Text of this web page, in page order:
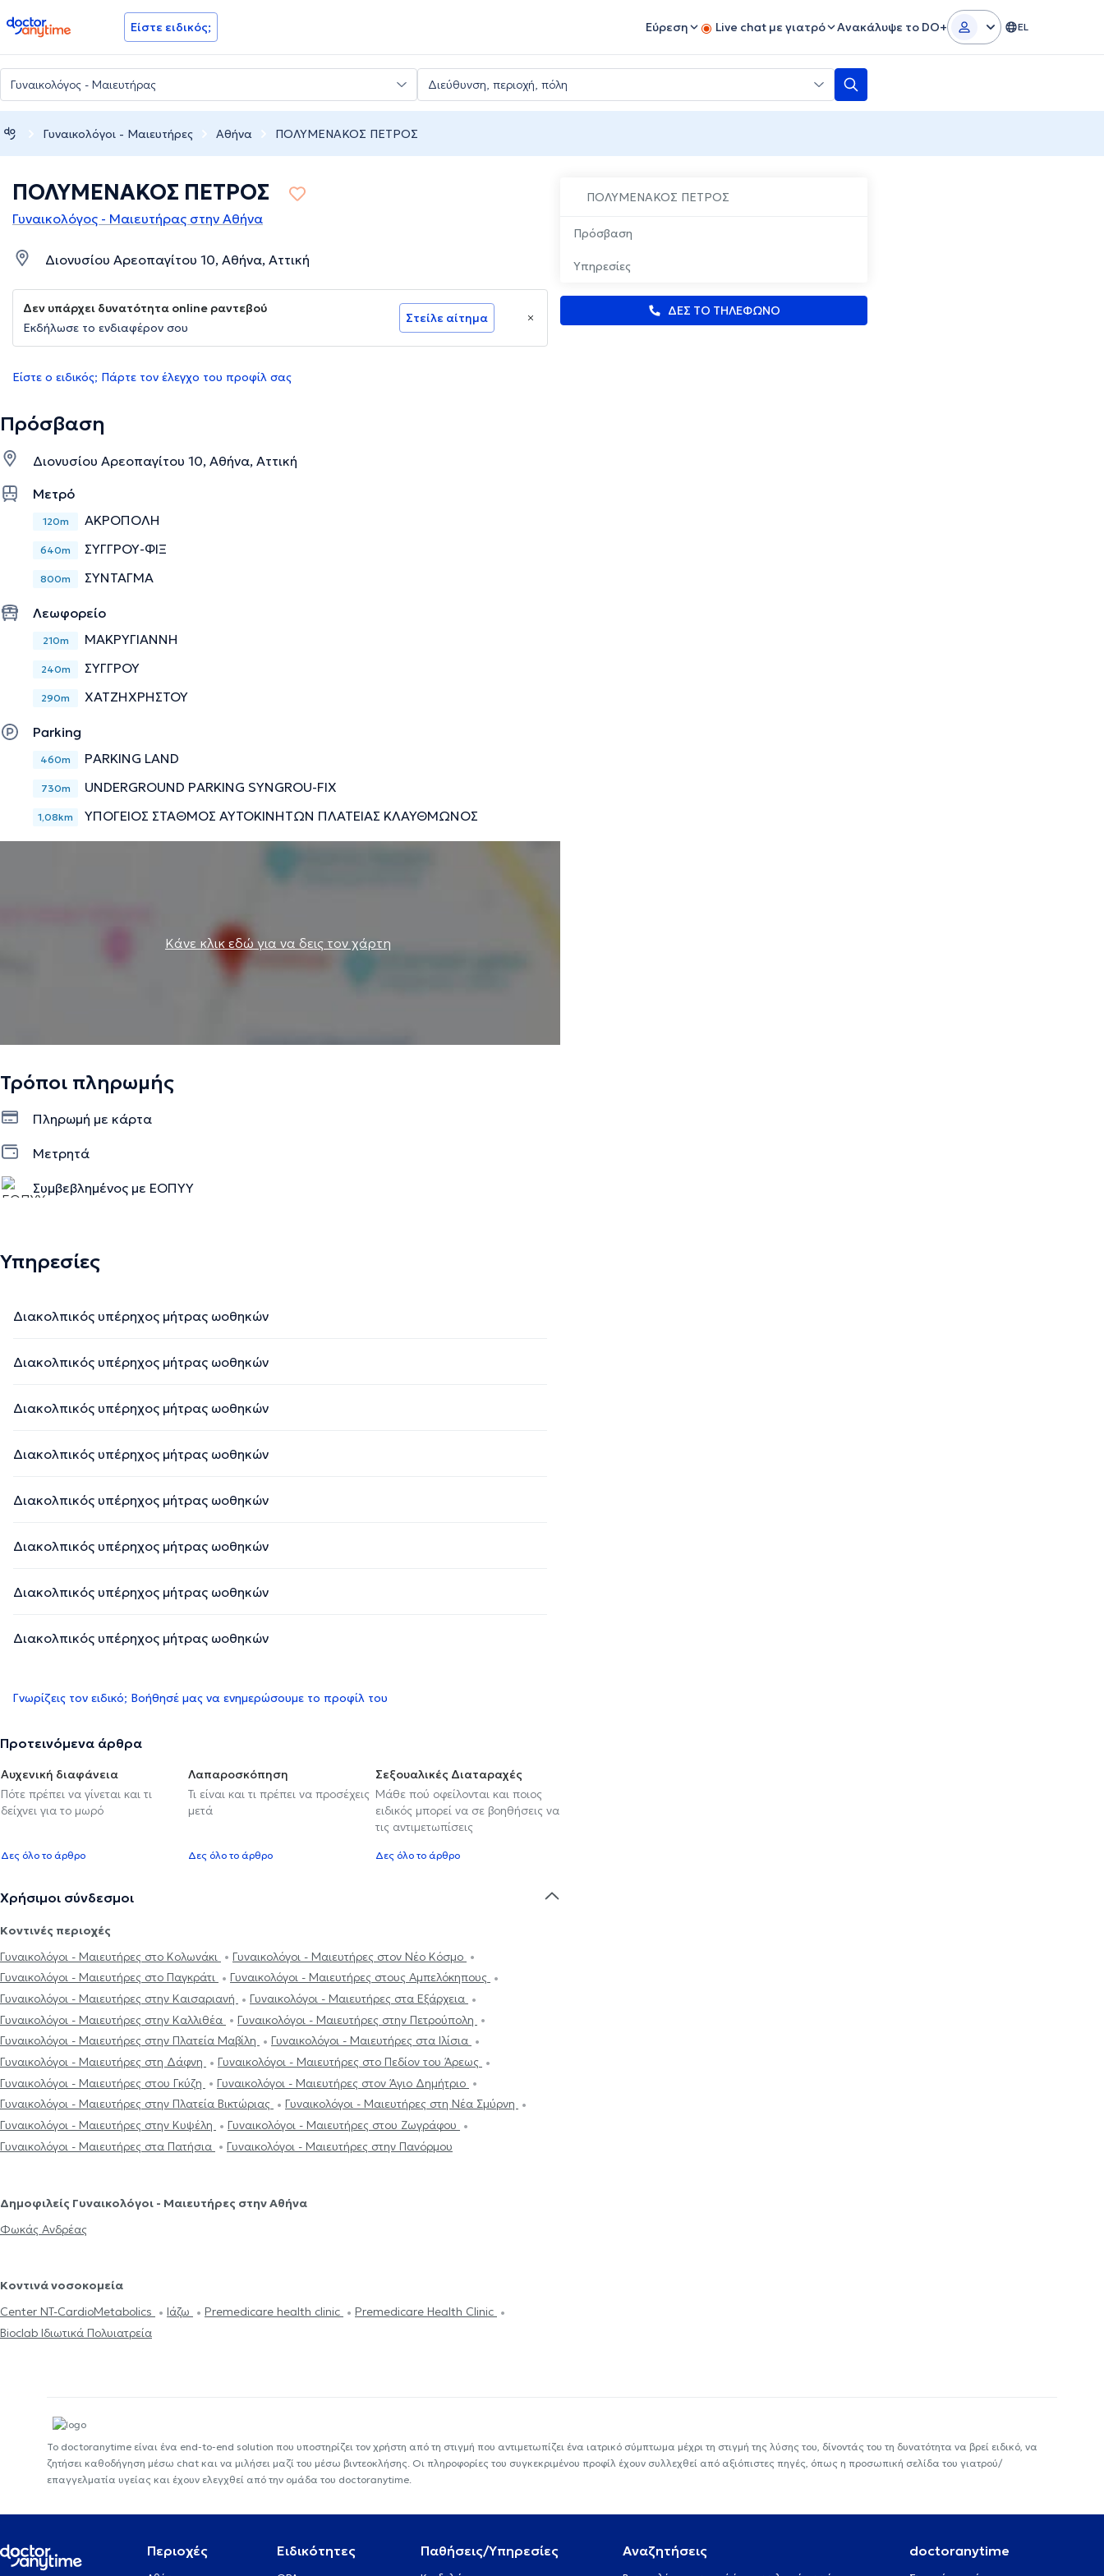
doctoranytime Είστε ειδικός; Εύρεση Live chat με γιατρό Ανακάλυψε το DO+ EL
Γυναικολόγοι - Μαιευτήρες Αθήνα ΠΟΛΥΜΕΝΑΚΟΣ ΠΕΤΡΟΣ
ΠΟΛΥΜΕΝΑΚΟΣ ΠΕΤΡΟΣ
Πρόσβαση
Υπηρεσίες
ΔΕΣ ΤΟ ΤΗΛΕΦΩΝΟ
ΠΟΛΥΜΕΝΑΚΟΣ ΠΕΤΡΟΣ
Γυναικολόγος - Μαιευτήρας στην Αθήνα
Διονυσίου Αρεοπαγίτου 10, Αθήνα, Αττική
Δεν υπάρχει δυνατότητα online ραντεβού
Εκδήλωσε το ενδιαφέρον σου
Στείλε αίτημα
Είστε ο ειδικός; Πάρτε τον έλεγχο του προφίλ σας
Πρόσβαση
Διονυσίου Αρεοπαγίτου 10, Αθήνα, Αττική
Μετρό
120m ΑΚΡΟΠΟΛΗ
640m ΣΥΓΓΡΟΥ-ΦΙΞ
800m ΣΥΝΤΑΓΜΑ
Λεωφορείο
210m ΜΑΚΡΥΓΙΑΝΝΗ
240m ΣΥΓΓΡΟΥ
290m ΧΑΤΖΗΧΡΗΣΤΟΥ
Parking
460m PARKING LAND
730m UNDERGROUND PARKING SYNGROU-FIX
1,08km ΥΠΟΓΕΙΟΣ ΣΤΑΘΜΟΣ ΑΥΤΟΚΙΝΗΤΩΝ ΠΛΑΤΕΙΑΣ ΚΛΑΥΘΜΩΝΟΣ
Κάνε κλικ εδώ για να δεις τον χάρτη
Τρόποι πληρωμής
Πληρωμή με κάρτα
Μετρητά
Συμβεβλημένος με ΕΟΠΥΥ
Υπηρεσίες
Διακολπικός υπέρηχος μήτρας ωοθηκών
Διακολπικός υπέρηχος μήτρας ωοθηκών
Διακολπικός υπέρηχος μήτρας ωοθηκών
Διακολπικός υπέρηχος μήτρας ωοθηκών
Διακολπικός υπέρηχος μήτρας ωοθηκών
Διακολπικός υπέρηχος μήτρας ωοθηκών
Διακολπικός υπέρηχος μήτρας ωοθηκών
Διακολπικός υπέρηχος μήτρας ωοθηκών
Γνωρίζεις τον ειδικό; Βοήθησέ μας να ενημερώσουμε το προφίλ του
Προτεινόμενα άρθρα
Αυχενική διαφάνεια
Πότε πρέπει να γίνεται και τι
δείχνει για το μωρό
Δες όλο το άρθρο
Λαπαροσκόπηση
Τι είναι και τι πρέπει να προσέχεις
μετά
Δες όλο το άρθρο
Σεξουαλικές Διαταραχές
Μάθε πού οφείλονται και ποιος
ειδικός μπορεί να σε βοηθήσεις να
τις αντιμετωπίσεις
Δες όλο το άρθρο
Χρήσιμοι σύνδεσμοι
Κοντινές περιοχές
Γυναικολόγοι - Μαιευτήρες στο Κολωνάκι
Γυναικολόγοι - Μαιευτήρες στον Νέο Κόσμο
Γυναικολόγοι - Μαιευτήρες στο Παγκράτι
Γυναικολόγοι - Μαιευτήρες στους Αμπελόκηπους
Γυναικολόγοι - Μαιευτήρες στην Καισαριανή
Γυναικολόγοι - Μαιευτήρες στα Εξάρχεια
Γυναικολόγοι - Μαιευτήρες στην Καλλιθέα
Γυναικολόγοι - Μαιευτήρες στην Πετρούπολη
Γυναικολόγοι - Μαιευτήρες στην Πλατεία Μαβίλη
Γυναικολόγοι - Μαιευτήρες στα Ιλίσια
Γυναικολόγοι - Μαιευτήρες στη Δάφνη
Γυναικολόγοι - Μαιευτήρες στο Πεδίον του Άρεως
Γυναικολόγοι - Μαιευτήρες στου Γκύζη
Γυναικολόγοι - Μαιευτήρες στον Άγιο Δημήτριο
Γυναικολόγοι - Μαιευτήρες στην Πλατεία Βικτώριας
Γυναικολόγοι - Μαιευτήρες στη Νέα Σμύρνη
Γυναικολόγοι - Μαιευτήρες στην Κυψέλη
Γυναικολόγοι - Μαιευτήρες στου Ζωγράφου
Γυναικολόγοι - Μαιευτήρες στα Πατήσια
Γυναικολόγοι - Μαιευτήρες στην Πανόρμου
Δημοφιλείς Γυναικολόγοι - Μαιευτήρες στην Αθήνα
Φωκάς Ανδρέας
Κοντινά νοσοκομεία
Center NT-CardioMetabolics
Ιάζω Premedicare health clinic
Premedicare Health Clinic
Bioclab Ιδιωτικά Πολυιατρεία
Το doctoranytime είναι ένα end-to-end solution που υποστηρίζει τον χρήστη από τη στιγμή που αντιμετωπίζει ένα ιατρικό σύμπτωμα μέχρι τη στιγμή της λύσης του, δίνοντάς του τη δυνατότητα να βρεί ειδικό, να
ζητήσει καθοδήγηση μέσω chat και να μιλήσει μαζί του μέσω βιντεοκλήσης. Οι πληροφορίες του συγκεκριμένου προφίλ έχουν συλλεχθεί από αξιόπιστες πηγές, όπως η προσωπική σελίδα του γιατρού/
επαγγελματία υγείας και έχουν ελεγχθεί από την ομάδα του doctoranytime.
Περιοχές Ειδικότητες Παθήσεις/Υπηρεσίες Αναζητήσεις doctoranytime